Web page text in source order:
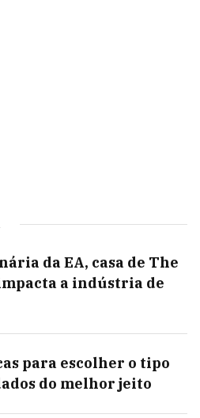
da EA, casa de The
a indústria de
para escolher o tipo
do melhor jeito